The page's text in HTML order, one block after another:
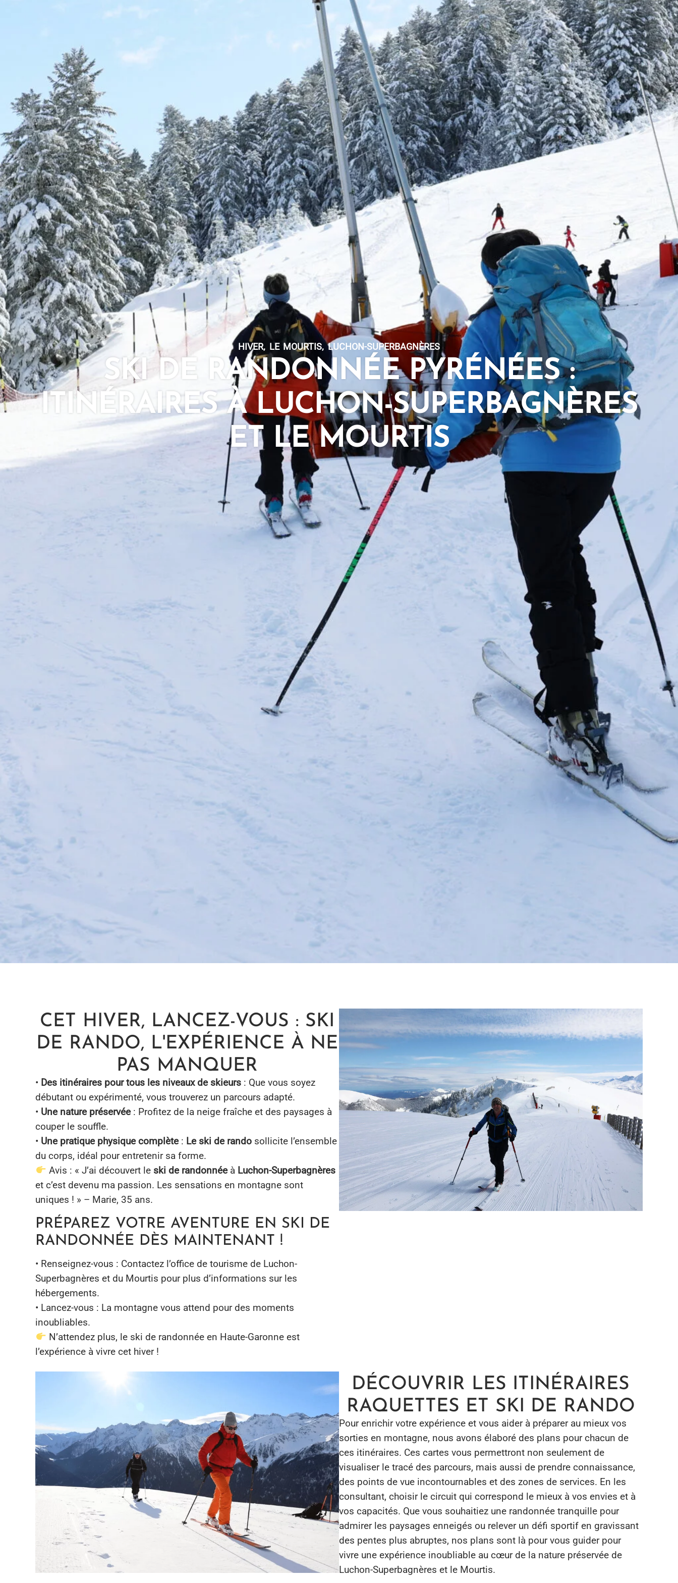
HIVER, LE MOURTIS,LUCHON-SUPERBAGNÈRES
SKI DE RANDONNÉE PYRÉNÉES :
ITINÉRAIRES À LUCHON-SUPERBAGNÈRES
ET LE MOURTIS
CET HIVER, LANCEZ-VOUS : SKI
DE RANDO, L'EXPÉRIENCE À NE
PAS MANQUER
• Des itinéraires pour tous les niveaux de skieurs : Que vous soyez
débutant ou expérimenté, vous trouverez un parcours adapté.
• Une nature préservée: Profitez de la neige fraîche et des paysages à
couper le souffle.
• Une pratique physique complète: Le ski de rando sollicite l’ensemble
du corps, idéal pour entretenir sa forme.
Avis : « J’ai découvert le ski de randonnéeà Luchon-Superbagnères
et c’est devenu ma passion. Les sensations en montagne sont
uniques ! » – Marie, 35 ans.
PRÉPAREZ VOTRE AVENTURE EN SKI DE
RANDONNÉE DÈS MAINTENANT !
• Renseignez-vous : Contactez l’office de tourisme de Luchon-
Superbagnères et du Mourtis pour plus d’informations sur les
hébergements.
• Lancez-vous : La montagne vous attend pour des moments
inoubliables.
N’attendez plus, le ski de randonnée en Haute-Garonne est
l’expérience à vivre cet hiver !
DÉCOUVRIR LES ITINÉRAIRES
RAQUETTES ET SKI DE RANDO
Pour enrichir votre expérience et vous aider à préparer au mieux vos
sorties en montagne, nous avons élaboré des plans pour chacun de
ces itinéraires. Ces cartes vous permettront non seulement de
visualiser le tracé des parcours, mais aussi de prendre connaissance,
des points de vue incontournables et des zones de services. En les
consultant, choisir le circuit qui correspond le mieux à vos envies et à
vos capacités. Que vous souhaitiez une randonnée tranquille pour
admirer les paysages enneigés ou relever un défi sportif en gravissant
des pentes plus abruptes, nos plans sont là pour vous guider pour
vivre une expérience inoubliable au cœur de la nature préservée de
Luchon-Superbagnères et le Mourtis.